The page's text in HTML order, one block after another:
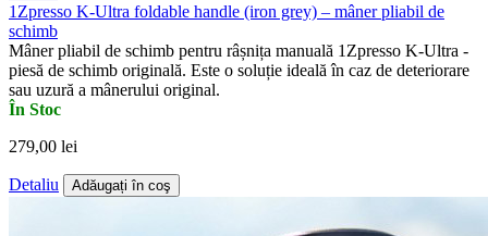
1Zpresso K-Ultra foldable handle (iron grey) – mâner pliabil de
schimb
Mâner pliabil de schimb pentru râșnița manuală 1Zpresso K-Ultra -
piesă de schimb originală. Este o soluție ideală în caz de deteriorare
sau uzură a mânerului original.
În Stoc
279,00 lei
Detaliu Adăugați în coş